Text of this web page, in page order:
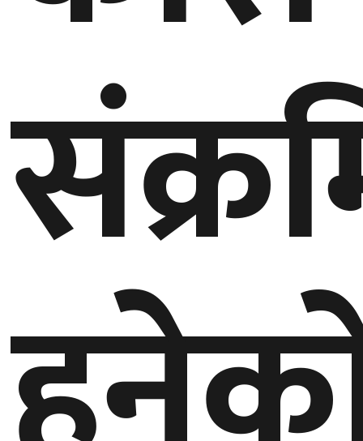
साहित्य
ग्लोबल
गल्फ
बेलायत
जापान